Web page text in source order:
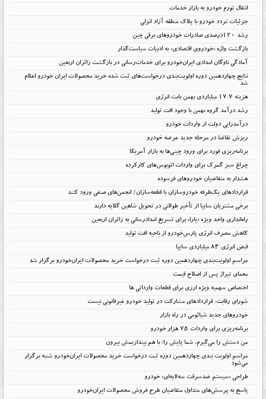
انتقال تورم خودرو به بازار خدمات
جزئیات تردد خودرو با پلاک منطقه آزاد انزلی
رشد ۱۲۰درصدی صادرات خودروهای برقی چین
بازگشت واژه «خودروی اقتصادی» به ادبیات سیاست‌گذار
آمادگی ناوگان امدادی ایران‌خودرو برای خدمات‌رسانی در بازگشت زائران اربعین
نتایج چهاردهمین دوره اولویت‌بندی درخواست‌های ثبت شده خرید محصولات ایران خودرو اعلام
شد
هزینه ۱۷.۷ میلیاردی بهمن بابت انرژی
رشد درآمد گروه بهمن با وجود افت تولید
درآمدزایی دولت از واردات خودرو
ریزش تقاضا در مرحله جدید عرضه خودرو
برنامه‌ریزی فورد برای ورود چینی‌ها به بازار آمریکا
چراغ سبز گمرک برای واردات اتوبوس‌های کارکرده
هشدار به متقاضیان خودروهای فرسوده
قراردادهای یک‌طرفه خودروسازان با قطعه‌سازان/ انجمن‌های صنفی ورود کنند
برخی مشتریان سایپا از تأخیر طولانی در تحویل شاهین گلایه دارند
راه‌اندازی واحد ویژه «یارا» برای تسریع امدادرسانی به زائران اربعین
کاهش مصرف انرژی پارس‌خودرو از ناحیه افت تولید
قبض انرژی ۸۴ میلیاردی سایپا
مراسم اولویت‌بندی چهاردهمین دوره ثبت درخواست خرید محصولات ایران‌خودرو برگزار شد
معمای تیراژ پس از اصلاح قیمت
اختصاص سهمیه ویژه ارزی برای قطعات وارداتی ها
شورای رقابت: قراردادهای مشارکت در تولید خودرو غیرقانونی نیست
خودروهای جدید شیائومی در راه بازار
برنامه‌ریزی برای واردات ۷۵ هزار خودرو
من دستش را می‌گیرم، شما پایش را؛ با هم بیندازیمش بیرون
مراسم اولویت بندی چهاردهمین دوره ثبت درخواست خرید محصولات ایران‌خودرو شنبه برگزار
می‌شود
طراحی «سیستم ضدسرقت سه‌لایه‌ای» خودرو
پاسخ به پرسش‌های متداول متقاضیان طرح فروش محصولات ایران‌خودرو